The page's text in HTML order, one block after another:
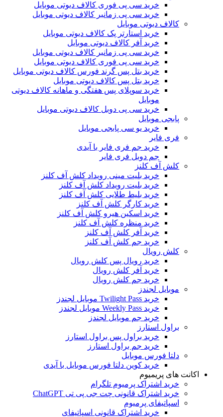
خرید سی پی فوری کالاف دیوتی موبایل
خرید سی پی زمانبر کالاف دیوتی موبایل
کالاف دیوتی موبایل
خرید استارتر پک کالاف دیوتی موبایل
خرید آفر کالاف دیوتی موبایل
خرید سی پی زمانبر کالاف دیوتی موبایل
خرید سی پی فوری کالاف دیوتی موبایل
خرید بتل پس گرند فورس کالاف دیوتی موبایل
خرید بتل پس کالاف دیوتی موبایل
خرید سوپلای پس هفتگی و ماهانه کالاف دیوتی
موبایل
خرید سی پی دوبل کالاف دیوتی موبایل
پابجی موبایل
خرید یو سی پابجی موبایل
فری فایر
خرید جم فری فایر با آیدی
جم دوبل فری فایر
کلش آف کلنز
خرید بلیت مینی رویداد کلش آف کلنز
خرید بلیت رویداد کلش آف کلنز
خرید بلیط طلایی کلش آف کلنز
خرید کارگر کلش آف کلنز
خرید اسکین هیرو کلش آف کلنز
خرید منظره کلش آف کلنز
خرید آفر کلش آف کلنز
خرید جم کلش آف کلنز
کلش رویال
خرید رویال پس کلش رویال
خرید آفر کلش رویال
خرید جم کلش رویال
موبایل لجندز
خرید Twilight Pass موبایل لجندز
خرید Weekly Pass موبایل لجندز
خرید جم موبایل لجندز
براول استارز
خرید براول پس براول استارز
خرید جم براول استارز
دلتا فورس موبایل
خرید کوین دلتا فورس موبایل با آیدی
اکانت های پریمیوم
خرید اشتراک پرمیوم تلگرام
خرید اشتراک قانونی چت جی پی تی ChatGPT
اسپاتیفای پرمیوم
خرید اشتراک قانونی اسپاتیفای